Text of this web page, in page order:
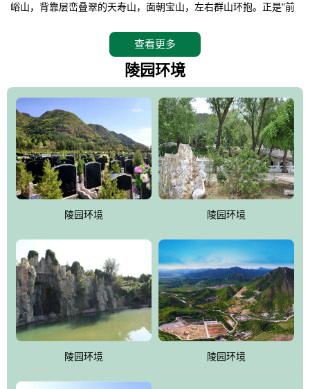
峪山，背靠层峦叠翠的天寿山，面朝宝山，左右群山环抱。正是"前
座陵园地处天寿山的环抱之中，四周群山若封似闭，层峦叠翠，秋
天枫叶艳红欲滴，冬天银装素裹分外妖娆！南面隔山而望的正是著
赞叹："景仰园真乃浑然天成的人生后花园！"陵区内草木茂盛，灵气
盎然，既有山川大聚的龙脉气魄，又有藏风得水的宝密形局。十三
陵是世间稀有的地形宝地，也是我们让逝者回归自然的首选墓葬之
灵穴，安息之宝地。
查看更多
陵园环境
陵园环境 陵园环境
陵园环境 陵园环境